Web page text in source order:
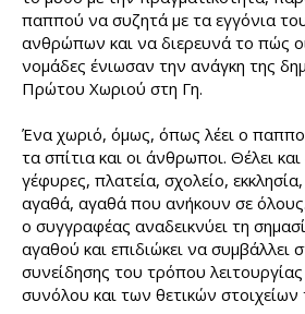
παππού να συζητά με τα εγγόνια
ανθρώπων και να διερευνά το πώς
νομάδες ένιωσαν την ανάγκη της
Πρώτου Χωριού στη Γη.
Ένα χωριό, όμως, όπως λέει ο
τα σπίτια και οι άνθρωποι. Θέλει
γέφυρες, πλατεία, σχολείο,
αγαθά, αγαθά που ανήκουν σε
ο συγγραφέας αναδεικνύει τη
αγαθού και επιδιώκει να συμβάλλει
συνείδησης του τρόπου
συνόλου και των θετικών στοιχείων